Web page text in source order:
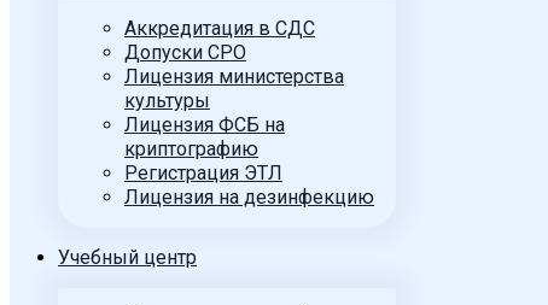
Аккредитация в СДС
Допуски СРО
Лицензия министерства
культуры
Лицензия ФСБ на
криптографию
Регистрация ЭТЛ
Лицензия на дезинфекцию
Учебный центр